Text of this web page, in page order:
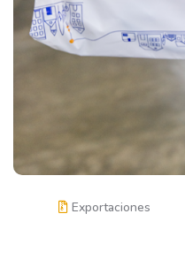
Exportaciones